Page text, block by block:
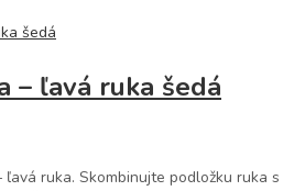
– ľavá ruka šedá
ruka. Skombinujte podložku ruka s